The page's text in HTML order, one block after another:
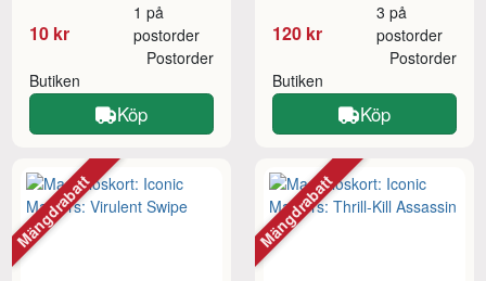
10 kr
1 på
postorder
Butiken
Postorder
Köp
120 kr
3 på
postorder
Butiken
Postorder
Köp
Mängdrabatt Mängdrabatt